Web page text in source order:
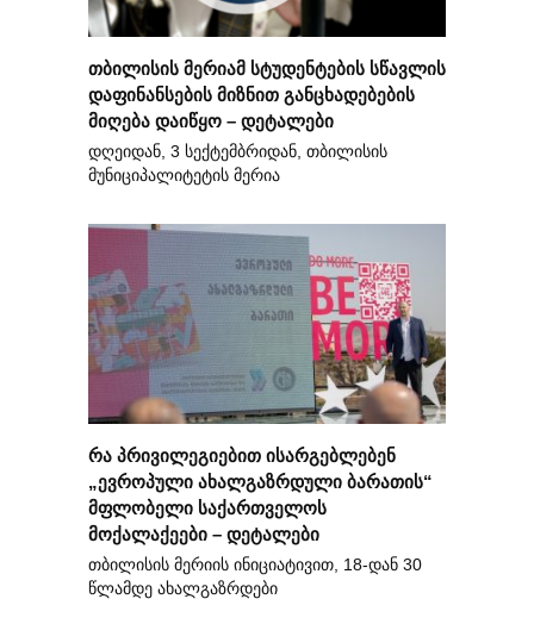
თბილისის მერიამ სტუდენტების სწავლის
დაფინანსების მიზნით განცხადებების
მიღება დაიწყო – დეტალები
დღეიდან, 3 სექტემბრიდან, თბილისის
მუნიციპალიტეტის მერია
რა პრივილეგიებით ისარგებლებენ
„ევროპული ახალგაზრდული ბარათის“
მფლობელი საქართველოს
მოქალაქეები – დეტალები
თბილისის მერიის ინიციატივით, 18-დან 30
წლამდე ახალგაზრდები